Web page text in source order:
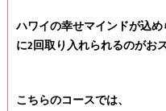
ハワイの幸せマインドが込
に2回取り入れられるのがお
こちらのコースでは、